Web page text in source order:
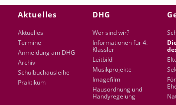
Navigation
Aktuelles
Aktuelles
Termine
Anmeldung am DHG
Archiv
Schulbuchausleihe
Praktikum
DHG
Wer sind wir?
Informationen für 4.
Klässler
Leitbild
Musikprojekte
Imagefilm
Hausordnung und
Handyregelung